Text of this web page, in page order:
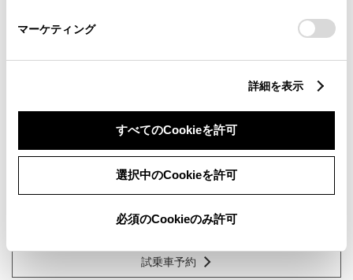
マーケティング
詳細を表示
すべてのCookieを許可
選択中のCookieを許可
必須のCookieのみ許可
-
FWD
プラチナホワイトパールマイカ
試乗車予約